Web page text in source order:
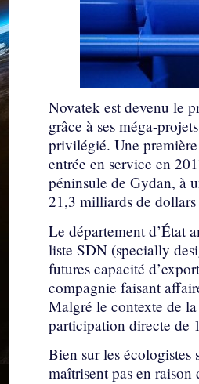
Novatek est devenu le
grâce à ses méga-
privilégié. Une
entrée en service en
péninsule de Gydan, à
21,3 milliards de
Le département d’État
liste SDN (specially
futures capacité
compagnie faisant
Malgré le contexte de
participation directe de
Bien sur les
maîtrisent pas en